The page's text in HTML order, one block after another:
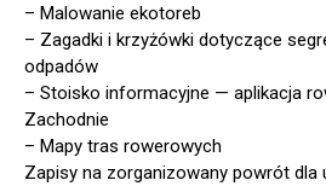
– Malowanie ekotoreb
– Zagadki i krzyżówki dotyczące
odpadów
– Stoisko informacyjne — aplikacja
Zachodnie
– Mapy tras rowerowych
Zapisy na zorganizowany powrót dla